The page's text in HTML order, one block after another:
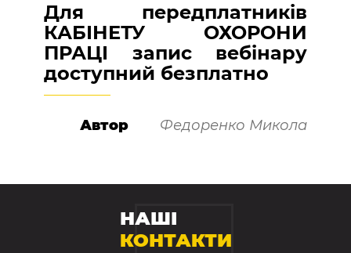
Для передплатників
КАБІНЕТУ ОХОРОНИ
ПРАЦІ запис вебінару
доступний безплатно
Автор Федоренко Микола
НАШІ
КОНТАКТИ